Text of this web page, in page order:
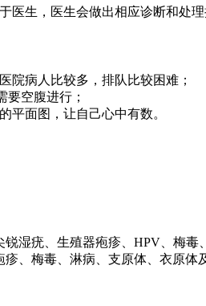
医生，医生会做出相应诊断和处
院病人比较多，排队比较困难；
空腹进行；
平面图，让自己心中有数。
湿疣、生殖器疱疹、HPV、梅
、梅毒、淋病、支原体、衣原体